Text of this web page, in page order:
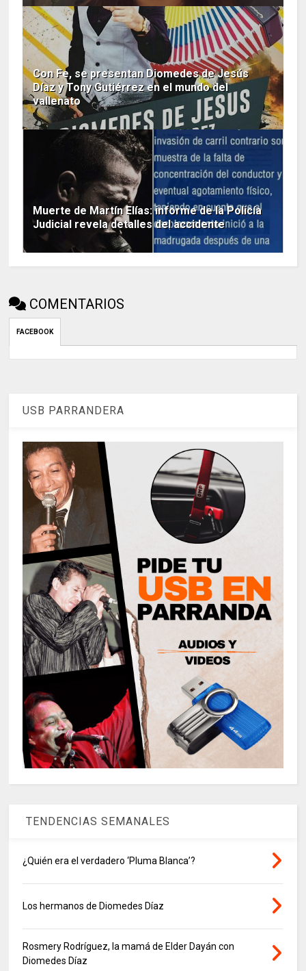
Con Fe, se presentan Diomedes de Jesús
Díaz y Tony Gutiérrez en el mundo del
vallenato
Muerte de Martín Elías: informe de la Policía
Judicial revela detalles del accidente
COMENTARIOS
FACEBOOK
USB PARRANDERA
TENDENCIAS SEMANALES
¿Quién era el verdadero ‘Pluma Blanca’?
Los hermanos de Diomedes Díaz
Rosmery Rodríguez, la mamá de Elder Dayán con
Diomedes Díaz